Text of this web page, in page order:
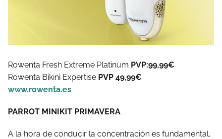
Rowenta Fresh Extreme Platinum PVP:99,99€
Rowenta Bikini Expertise PVP 49,99€
www.rowenta.es
PARROT MINIKIT PRIMAVERA
A la hora de conducir la concentración es fundamental,